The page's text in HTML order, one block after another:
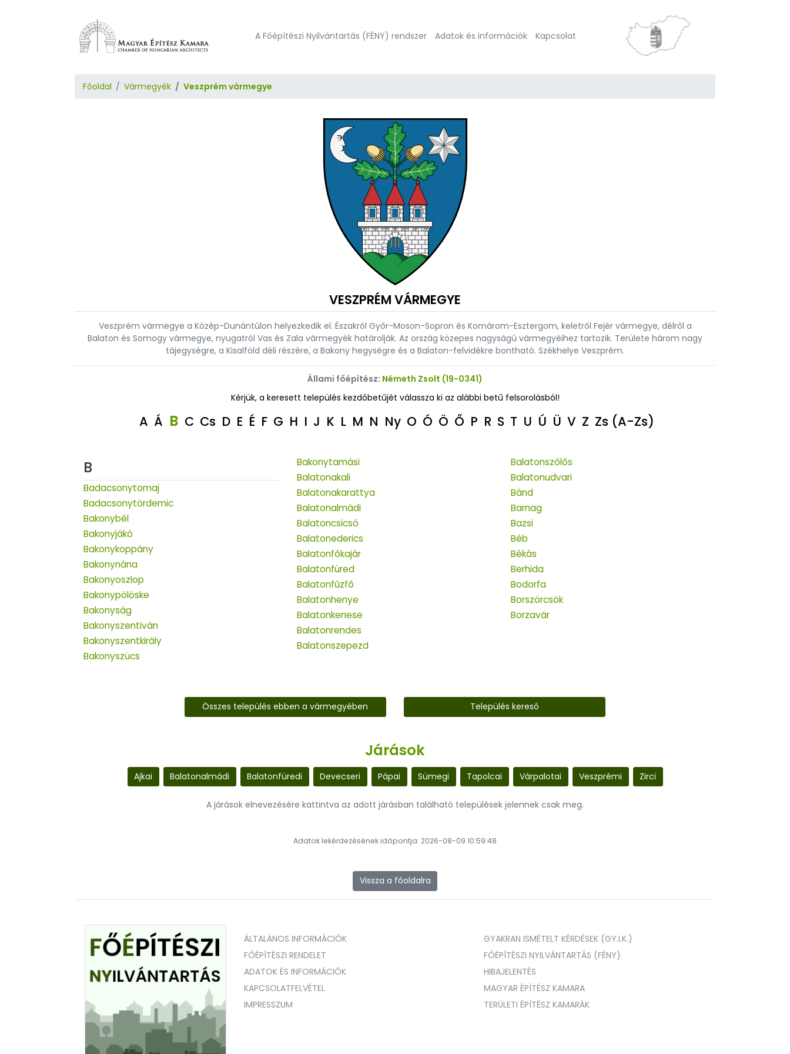
A Főépítészi Nyilvántartás (FÉNY) rendszer Adatok és információk Kapcsolat
Főoldal Vármegyék Veszprém vármegye
VESZPRÉM VÁRMEGYE
Veszprém vármegye a Közép-Dunántúlon helyezkedik el. Északról Győr-Moson-Sopron és Komárom-Esztergom, keletről Fejér vármegye, délről a
Balaton és Somogy vármegye, nyugatról Vas és Zala vármegyék határolják. Az ország közepes nagyságú vármegyéihez tartozik. Területe három nagy
tájegységre, a Kisalföld déli részére, a Bakony hegységre és a Balaton-felvidékre bontható. Székhelye Veszprém.
Állami főépítész: Németh Zsolt (19-0341)
Kérjük, a keresett település kezdőbetűjét válassza ki az alábbi betű felsorolásból!
A Á B C Cs D E É F G H I J K L M N Ny O Ó Ö Ő P R S T U Ú Ü V Z Zs (A-Zs)
B
Badacsonytomaj
Badacsonytördemic
Bakonybél
Bakonyjákó
Bakonykoppány
Bakonynána
Bakonyoszlop
Bakonypölöske
Bakonyság
Bakonyszentiván
Bakonyszentkirály
Bakonyszücs
Bakonytamási
Balatonakali
Balatonakarattya
Balatonalmádi
Balatoncsicsó
Balatonederics
Balatonfőkajár
Balatonfüred
Balatonfűzfő
Balatonhenye
Balatonkenese
Balatonrendes
Balatonszepezd
Balatonszőlős
Balatonudvari
Bánd
Barnag
Bazsi
Béb
Békás
Berhida
Bodorfa
Borszörcsök
Borzavár
Összes település ebben a vármegyében Település kereső
Járások
Ajkai Balatonalmádi Balatonfüredi Devecseri Pápai Sümegi Tapolcai Várpalotai Veszprémi Zirci
A járások elnevezésére kattintva az adott járásban található települések jelennek csak meg.
Adatok lekérdezésének időpontja: 2026-08-09 10:59:48
Vissza a főoldalra
ÁLTALÁNOS INFORMÁCIÓK
GYAKRAN ISMÉTELT KÉRDÉSEK (GY.I.K.)
FŐÉPÍTÉSZI RENDELET
FŐÉPÍTÉSZI NYILVÁNTARTÁS (FÉNY)
ADATOK ÉS INFORMÁCIÓK
HIBAJELENTÉS
KAPCSOLATFELVÉTEL
MAGYAR ÉPÍTÉSZ KAMARA
IMPRESSZUM
TERÜLETI ÉPÍTÉSZ KAMARÁK